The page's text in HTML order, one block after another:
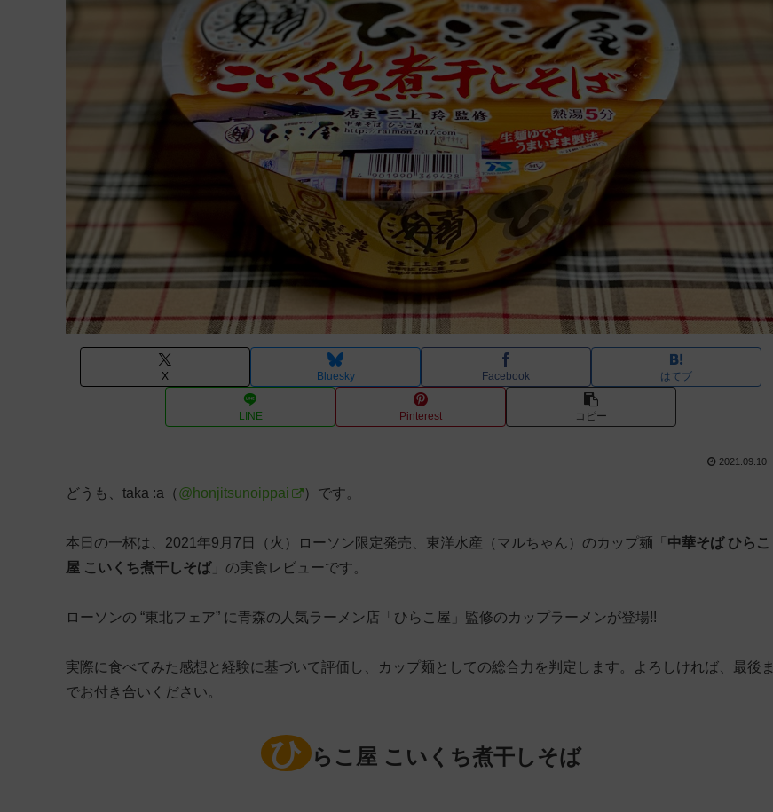
X Bluesky Facebook はてブ
LINE Pinterest コピー
2021.09.10
どうも、taka :a（ @honjitsunoippai ）です。
本日の一杯は、2021年9月7日（火）ローソン限定発売、東洋水産（マルちゃん）のカップ麺「 中華そば ひらこ
屋 こいくち煮干しそば」の実食レビューです。
ローソンの “東北フェア” に青森の人気ラーメン店「ひらこ屋」監修のカップラーメンが登場!!
実際に食べてみた感想と経験に基づいて評価し、カップ麺としての総合力を判定します。よろしければ、最後ま
でお付き合いください。
ひ らこ屋 こいくち煮干しそば